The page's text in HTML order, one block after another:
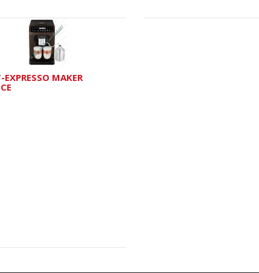
MAKER